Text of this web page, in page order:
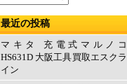
最近の投稿
マキタ 充電式マルノコ
HS631D 大阪工具買取エスクラ
イン